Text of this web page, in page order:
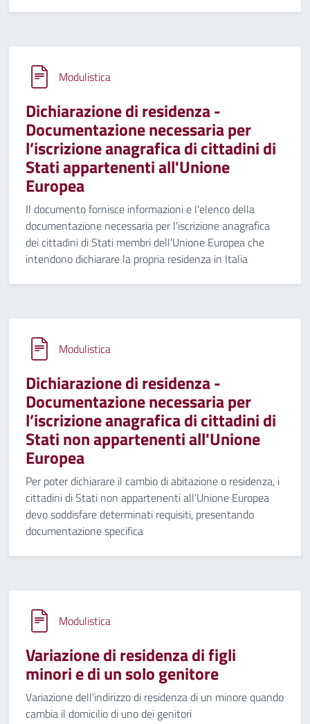
Modulistica
Dichiarazione di residenza -
Documentazione necessaria per
l’iscrizione anagrafica di cittadini di
Stati appartenenti all'Unione
Europea
Il documento fornisce informazioni e l'elenco della
documentazione necessaria per l'iscrizione anagrafica
dei cittadini di Stati membri dell'Unione Europea che
intendono dichiarare la propria residenza in Italia
Modulistica
Dichiarazione di residenza -
Documentazione necessaria per
l’iscrizione anagrafica di cittadini di
Stati non appartenenti all'Unione
Europea
Per poter dichiarare il cambio di abitazione o residenza, i
cittadini di Stati non appartenenti all’Unione Europea
devo soddisfare determinati requisiti, presentando
documentazione specifica
Modulistica
Variazione di residenza di figli
minori e di un solo genitore
Variazione dell'indirizzo di residenza di un minore quando
cambia il domicilio di uno dei genitori